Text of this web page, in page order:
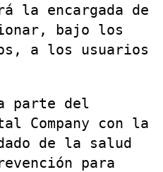
la encargada de
bajo los
a los usuarios
parte del
Company con la
de la salud
para